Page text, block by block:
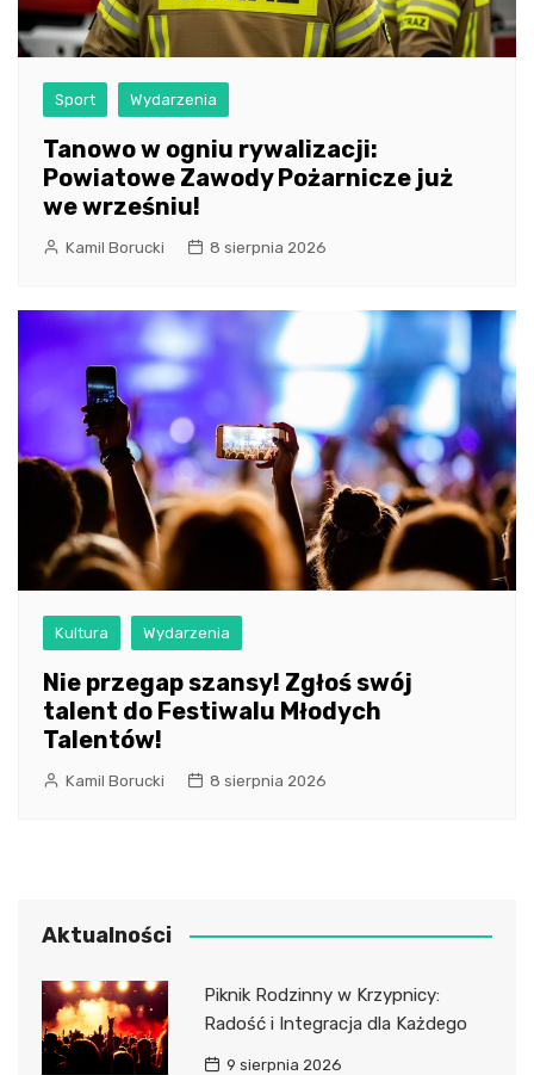
Sport Wydarzenia
Tanowo w ogniu rywalizacji:
Powiatowe Zawody Pożarnicze już
we wrześniu!
Kamil Borucki 8 sierpnia 2026
Kultura Wydarzenia
Nie przegap szansy! Zgłoś swój
talent do Festiwalu Młodych
Talentów!
Kamil Borucki 8 sierpnia 2026
Aktualności
Piknik Rodzinny w Krzypnicy:
Radość i Integracja dla Każdego
9 sierpnia 2026